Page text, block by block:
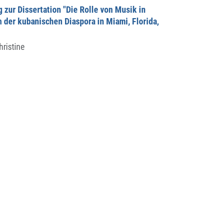
zur Dissertation "Die Rolle von Musik in
der kubanischen Diaspora in Miami, Florida,